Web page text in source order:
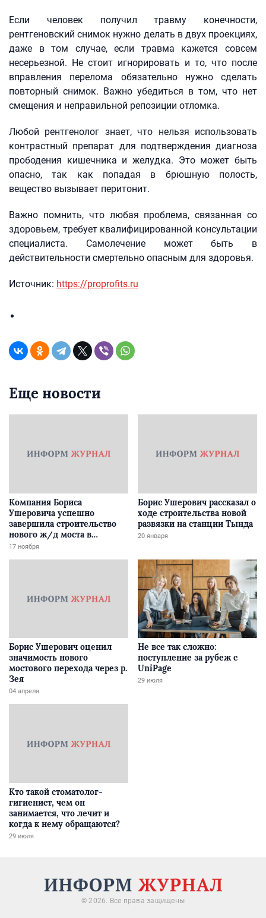
Если человек получил травму конечности,
рентгеновский снимок нужно делать в двух проекциях,
даже в том случае, если травма кажется совсем
несерьезной. Не стоит игнорировать и то, что после
вправления перелома обязательно нужно сделать
повторный снимок. Важно убедиться в том, что нет
смещения и неправильной репозиции отломка.
Любой рентгенолог знает, что нельзя использовать
контрастный препарат для подтверждения диагноза
прободения кишечника и желудка. Это может быть
опасно, так как попадая в брюшную полость,
вещество вызывает перитонит.
Важно помнить, что любая проблема, связанная со
здоровьем, требует квалифицированной консультации
специалиста. Самолечение может быть в
действительности смертельно опасным для здоровья.
Источник: https://proprofits.ru
Еще новости
Компания Бориса
Ушеровича успешно
завершила строительство
нового ж/д моста в
Забайкалье
17 ноября
Борис Ушерович рассказал о
ходе строительства новой
развязки на станции Тында
20 января
Борис Ушерович оценил
значимость нового
мостового перехода через р.
Зея
04 апреля
Не все так сложно:
поступление за рубеж с
UniPage
29 июля
Кто такой стоматолог-
гигиенист, чем он
занимается, что лечит и
когда к нему обращаются?
29 июля
© 2026. Все права защищены